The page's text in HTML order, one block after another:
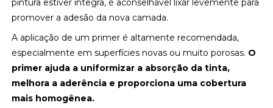
pintura estiver íntegra, é aconselhável lixar levemente para
promover a adesão da nova camada.
A aplicação de um primer é altamente recomendada,
especialmente em superfícies novas ou muito porosas. O
primer ajuda a uniformizar a absorção da tinta,
melhora a aderência e proporciona uma cobertura
mais homogênea.